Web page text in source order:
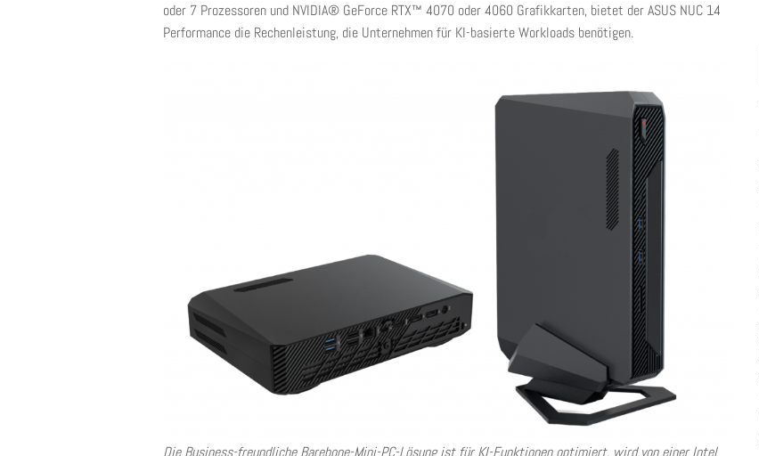
oder 7 Prozessoren und NVIDIA® GeForce RTX™ 4070 oder 4060 Grafikkarten, bietet der ASUS NUC 14
Performance die Rechenleistung, die Unternehmen für KI-basierte Workloads benötigen.
Die Business-freundliche Barebone-Mini-PC-Lösung ist für KI-Funktionen optimiert, wird von einer Intel